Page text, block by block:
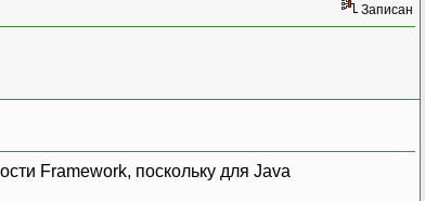
Записан
Framework, поскольку для Java